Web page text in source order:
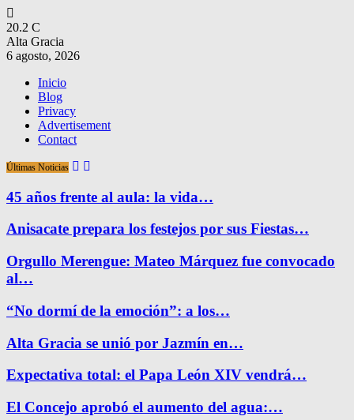
20.2 C
Alta Gracia
6 agosto, 2026
Inicio
Blog
Privacy
Advertisement
Contact
Últimas Noticias
45 años frente al aula: la vida…
Anisacate prepara los festejos por sus Fiestas…
Orgullo Merengue: Mateo Márquez fue convocado
al…
“No dormí de la emoción”: a los…
Alta Gracia se unió por Jazmín en…
Expectativa total: el Papa León XIV vendrá…
El Concejo aprobó el aumento del agua:…